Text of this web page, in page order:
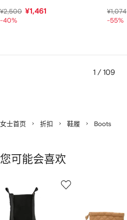
¥2,500 ¥1,461
-40%
¥1,074
-55%
1 / 109
女士首页 折扣 鞋履 Boots
您可能会喜欢